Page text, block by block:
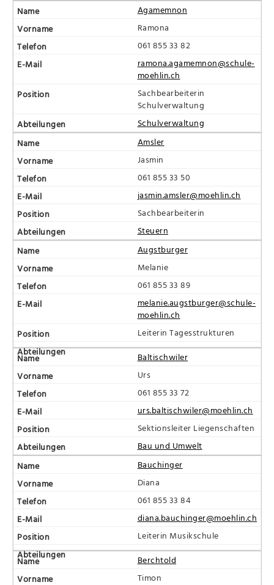
Agamemnon
Ramona
061 855 33 82
ramona.agamemnon@schule-
moehlin.ch
Sachbearbeiterin
Schulverwaltung
Schulverwaltung
Amsler
Jasmin
061 855 33 50
jasmin.amsler@moehlin.ch
Sachbearbeiterin
Steuern
Augstburger
Melanie
061 855 33 89
melanie.augstburger@schule-
moehlin.ch
Leiterin Tagesstrukturen
Baltischwiler
Urs
061 855 33 72
urs.baltischwiler@moehlin.ch
Sektionsleiter Liegenschaften
Bau und Umwelt
Bauchinger
Diana
061 855 33 84
diana.bauchinger@moehlin.ch
Leiterin Musikschule
Berchtold
Timon